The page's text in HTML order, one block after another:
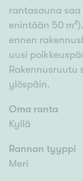
rantasauna saa
enintään 50
ennen
uusi
Rakennusruutu
ylöspäin.
Oma ranta
Kyllä
Rannan tyyppi
Meri